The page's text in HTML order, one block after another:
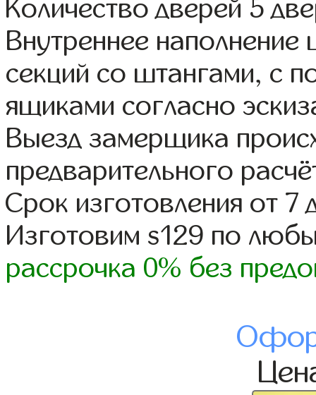
Количество дверей 5
Внутреннее
секций со штангами, с
ящиками согласно
Выезд замерщика
предварительного
Срок изготовления от 7
Изготовим s129 по
рассрочка 0% без